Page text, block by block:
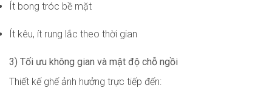
Ít bong tróc bề mặt
Ít kêu, ít rung lắc theo thời gian
3) Tối ưu không gian và mật độ chỗ ngồi
Thiết kế ghế ảnh hưởng trực tiếp đến: